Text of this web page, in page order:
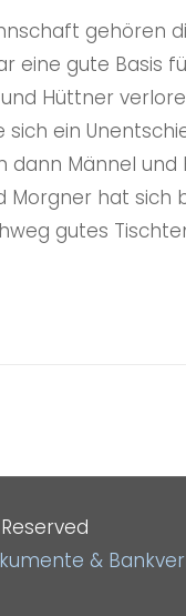
gehören
eine gute Basis
Hüttner
ein
Männel und
Morgner hat sich
gutes
&